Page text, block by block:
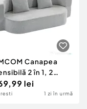
Canapea
2 în 1, 2
cu 2 Perne
Brațe
lei
1 zi în urmă